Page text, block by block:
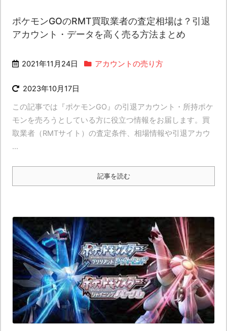
ポケモンGOのRMT買取業者の査定相場は？引退
アカウント・データを高く売る方法まとめ
2021年11月24日 アカウントの売り方
2023年10月17日
この記事では『ポケモンGO』の引退アカウント・所持ポケ
モンを売ろうとしている方に役立つ情報をお届します。買
取業者（RMTサイト）の査定条件、相場情報や引退アカウ
...
記事を読む